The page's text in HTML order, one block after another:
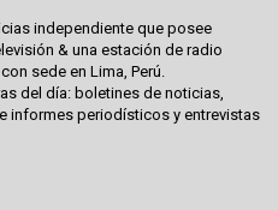
independiente que posee
& una estación de radio
sede en Lima, Perú.
del día: boletines de noticias,
informes periodísticos y entrevistas